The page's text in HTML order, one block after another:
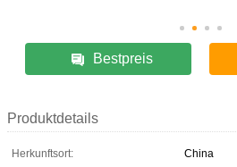
Bestpreis
Produktdetails
Herkunftsort:
China